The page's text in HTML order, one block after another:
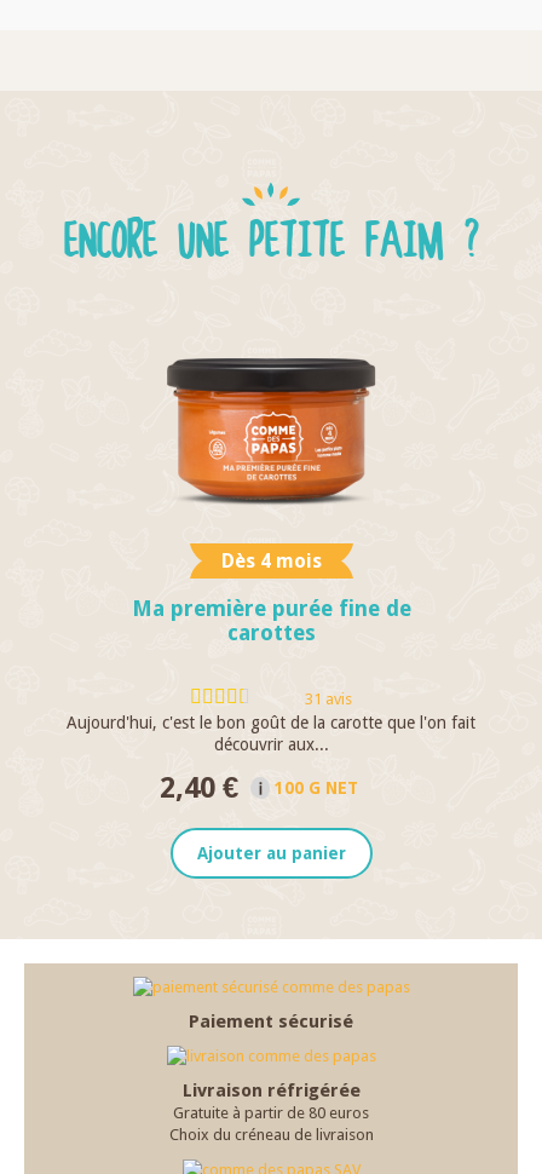
ENCORE UNE PETITE FAIM ?
Dès 4 mois
Ma première purée fine de
carottes
31 avis
Aujourd'hui, c'est le bon goût de la carotte que l'on fait
découvrir aux...
2,40 € 100 G NET
Ajouter au panier
Paiement sécurisé
Livraison réfrigérée
Gratuite à partir de 80 euros
Choix du créneau de livraison